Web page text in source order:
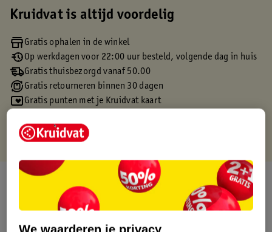
Kruidvat is altijd voordelig
Gratis ophalen in de winkel
Op werkdagen voor 22:00 uur besteld, volgende dag in huis
Gratis thuisbezorgd vanaf 50.00
Gratis retourneren binnen 30 dagen
Gratis punten met je Kruidvat kaart
Over dit product
Productinformatie